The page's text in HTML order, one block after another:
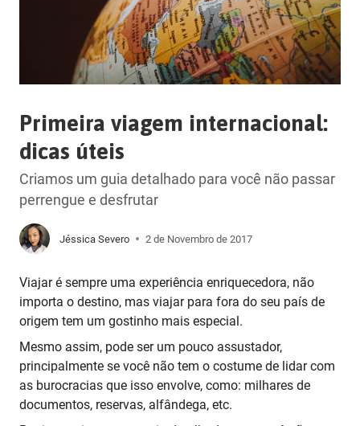
Primeira viagem internacional:
dicas úteis
Criamos um guia detalhado para você não passar
perrengue e desfrutar
Jéssica Severo 2 de Novembro de 2017
Viajar é sempre uma experiência enriquecedora, não
importa o destino, mas viajar para fora do seu país de
origem tem um gostinho mais especial.
Mesmo assim, pode ser um pouco assustador,
principalmente se você não tem o costume de lidar com
as burocracias que isso envolve, como: milhares de
documentos, reservas, alfândega, etc.